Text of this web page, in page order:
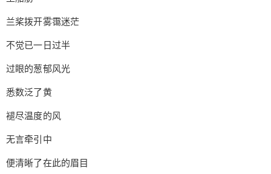
兰桨拨开雾霭迷茫
不觉已一日过半
过眼的葱郁风光
悉数泛了黄
褪尽温度的风
无言牵引中
便清晰了在此的眉目
的消融 隐约了晦朔葱茏 在这老街回眸 烟云中追溯
我是谁 只消暮雨点滴 便足以粉饰这是非 待这月色
岁月 小酌三盏两杯 理不清缠绕的情结 在你淡漠眉
间 瞥见离人的喜悲霜雪 楼阁现 尘飞雾散荧光翩跹
杆 小桌上置琼觞两盏 阖眼听清风疏叶 似曾有欢声
染勾勒这世间 缘起的一眼 定格了三生千年 在这老
街回眸 烟云中追溯我是谁 只消暮雨点滴 便足以粉